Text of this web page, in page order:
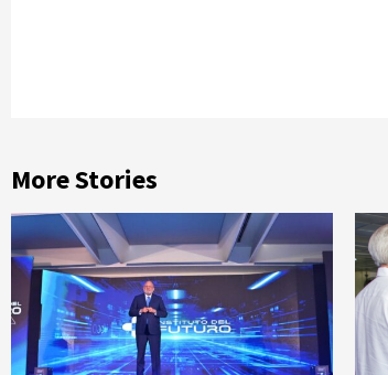
More Stories